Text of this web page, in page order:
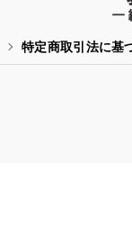
特定商取引法に基